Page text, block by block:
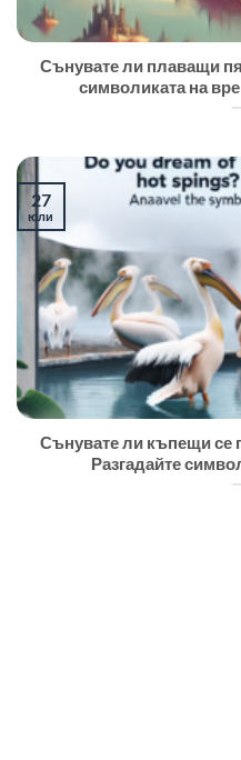
Сънувате ли плаващи
символиката на
Сънувате ли къпещи се
Разгадайте
27
юли